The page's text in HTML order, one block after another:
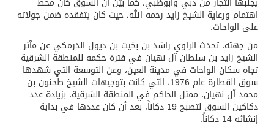
اهتمام ورعاية الشيخ زايد رحمه الله، حيث كان يتفقده ضمن جولاته
على الواحات.
من جهته، تحدث الراوي راشد بن بخيت بن ديول الدرمكي عن مآثر
الشيخ زايد بن سلطان آل نهيان في فترة حكمه للمنطقة الشرقية
تجاه سكان الواحات في مدينة العين، وعن التوسعة التي شهدها
سوق القطارة عام ‬1976، التي كانت بتوجيهات الشيخ طحنون بن
محمد آل نهيان، ممثل الحاكم في المنطقة الشرقية، بزيادة عدد
دكاكين السوق لتصبح ‬19 دكاناً، بعد أن كان عددها في بداية
إنشائه ‬14 دكاناً.